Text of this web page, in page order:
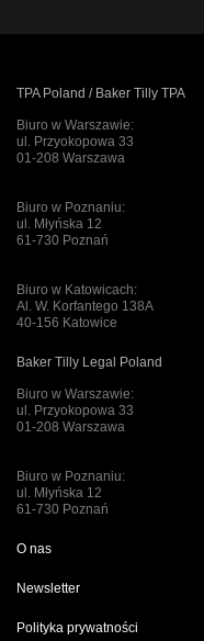
TPA Poland / Baker Tilly TPA
Biuro w Warszawie:
ul. Przyokopowa 33
01-208 Warszawa
Biuro w Poznaniu:
ul. Młyńska 12
61-730 Poznań
Biuro w Katowicach:
Al. W. Korfantego 138A
40-156 Katowice
Baker Tilly Legal Poland
Biuro w Warszawie:
ul. Przyokopowa 33
01-208 Warszawa
Biuro w Poznaniu:
ul. Młyńska 12
61-730 Poznań
O nas
Newsletter
Polityka prywatności